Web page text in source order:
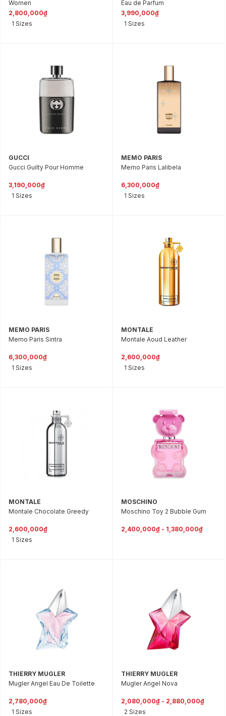
Women
2,800,000₫
1 Sizes
Eau de Parfum
3,990,000₫
1 Sizes
GUCCI
Gucci Guilty Pour Homme
3,190,000₫
1 Sizes
MEMO PARIS
Memo Paris Lalibela
6,300,000₫
1 Sizes
MEMO PARIS
Memo Paris Sintra
6,300,000₫
1 Sizes
MONTALE
Montale Aoud Leather
2,600,000₫
1 Sizes
MONTALE
Montale Chocolate Greedy
2,600,000₫
1 Sizes
MOSCHINO
Moschino Toy 2 Bubble Gum
2,400,000₫ - 1,380,000₫
THIERRY MUGLER
Mugler Angel Eau De Toilette
2,780,000₫
1 Sizes
THIERRY MUGLER
Mugler Angel Nova
2,080,000₫ - 2,880,000₫
2 Sizes